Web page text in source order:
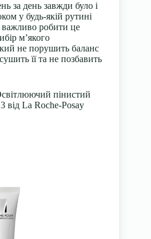
за день завжди було і
у будь-якій рутині
важливо робити це
м’якого
не порушить баланс
її та не позбавить
пінистий
від La Roche-Posay